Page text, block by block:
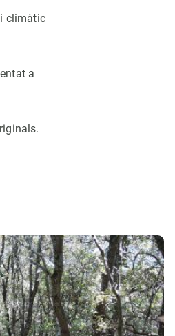
climàtic
a